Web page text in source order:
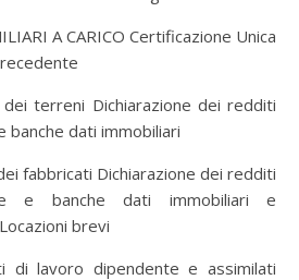
A CARICO Certificazione Unica
terreni Dichiarazione dei redditi
banche dati immobiliari
fabbricati Dichiarazione dei redditi
e banche dati immobiliari e
brevi
di lavoro dipendente e assimilati